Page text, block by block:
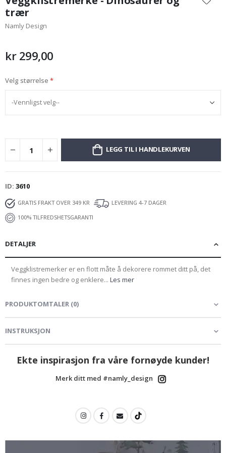
begynnelsen
av
bildegalleri
trær
Namly Design
kr 299,00
Velg størrelse
LEGG TIL I HANDLEKURVEN
ID 3610
GRATIS FRAKT OVER 349 KR
LEVERING 4-7 DAGER
100% TILFREDSHETSGARANTI
DETALJER
Veggklistremerker er en flott måte å dekorere rommet ditt på, det
finnes ingen bedre og enklere... Les mer
PRODUKTOMTALER (0)
INSTRUKSJON
Ekte inspirasjon fra våre fornøyde kunder!
Merk ditt med #namly_design